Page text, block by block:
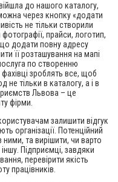
до нашого каталогу,
через кнопку «додати
не тільки створили
прайси, логотип,
додати повну адресу
її розташування на мапі
по створенню
зроблять все, щоб
не тільки в каталогу, а і в
Львова – це
фірми.
залишити відгук
організації. Потенційний
та вирішити, чи варто
Підприємці, завдяки
перевірити якість
працівників.